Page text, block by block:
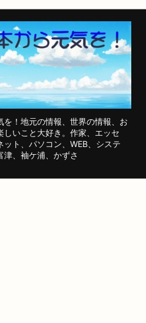
を！地元の情報、世界の情報、お
いこと大好き。作家、エッセ
ト、パソコン、WEB、システ
津、袖ケ浦、かずさ